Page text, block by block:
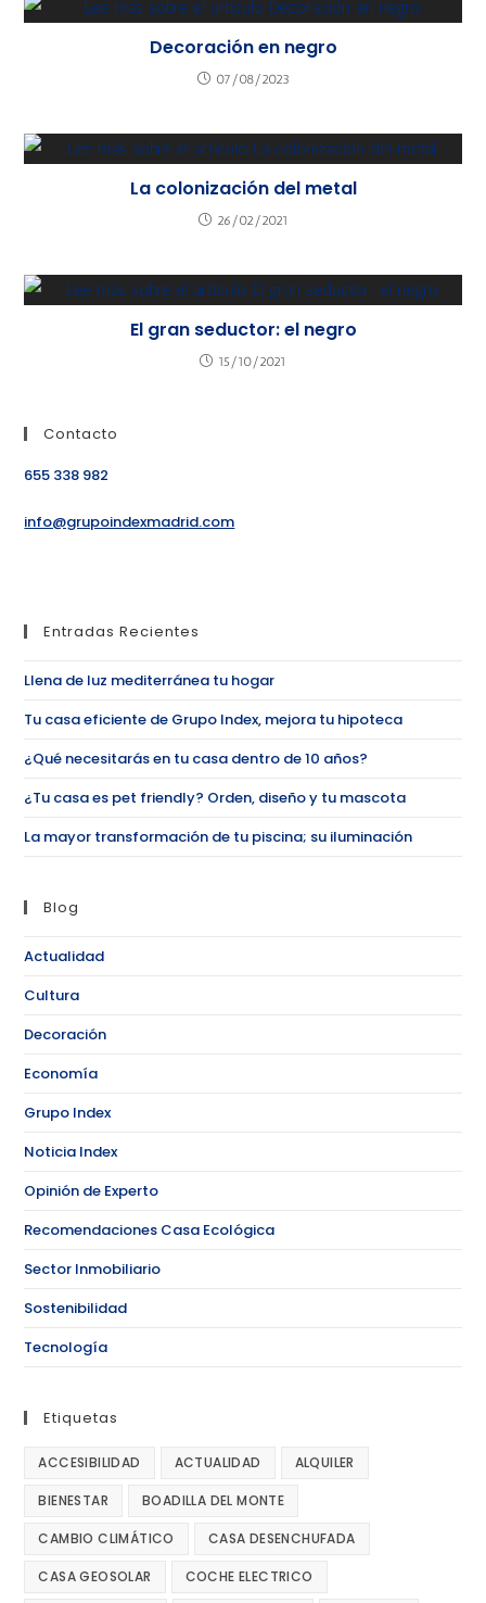
Decoración en negro
07/08/2023
La colonización del metal
26/02/2021
El gran seductor: el negro
15/10/2021
Contacto
655 338 982
info@grupoindexmadrid.com
Entradas Recientes
Llena de luz mediterránea tu hogar
Tu casa eficiente de Grupo Index, mejora tu hipoteca
¿Qué necesitarás en tu casa dentro de 10 años?
¿Tu casa es pet friendly? Orden, diseño y tu mascota
La mayor transformación de tu piscina; su iluminación
Blog
Actualidad
Cultura
Decoración
Economía
Grupo Index
Noticia Index
Opinión de Experto
Recomendaciones Casa Ecológica
Sector Inmobiliario
Sostenibilidad
Tecnología
Etiquetas
ACCESIBILIDAD ACTUALIDAD ALQUILER
BIENESTAR BOADILLA DEL MONTE
CAMBIO CLIMÁTICO CASA DESENCHUFADA
CASA GEOSOLAR COCHE ELECTRICO